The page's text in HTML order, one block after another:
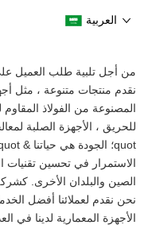
العربية
من أجل تلبية طلب العميل
المصنوعة من الفولاذ
للحريق ، الأجهزة الصلبة
الاستمرار في تحسين تقنيات
الصين والبلدان الأخرى.
نحن نقدم لعملائنا أفضل
الأجهزة المعمارية لدينا في